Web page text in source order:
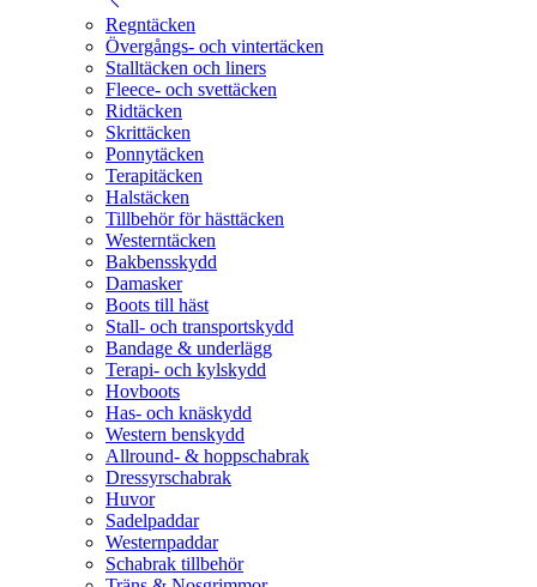
Regntäcken
Övergångs- och vintertäcken
Stalltäcken och liners
Fleece- och svettäcken
Ridtäcken
Skrittäcken
Ponnytäcken
Terapitäcken
Halstäcken
Tillbehör för hästtäcken
Westerntäcken
Bakbensskydd
Damasker
Boots till häst
Stall- och transportskydd
Bandage & underlägg
Terapi- och kylskydd
Hovboots
Has- och knäskydd
Western benskydd
Allround- & hoppschabrak
Dressyrschabrak
Huvor
Sadelpaddar
Westernpaddar
Schabrak tillbehör